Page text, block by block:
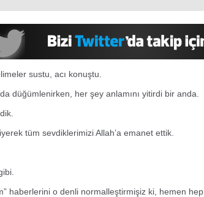
sustu, acı konuştu.
düğümlenirken, her şey anlamını yitirdi bir anda.
tüm sevdiklerimizi Allah’a emanet ettik.
haberlerini o denli normalleştirmişiz ki, hemen hep